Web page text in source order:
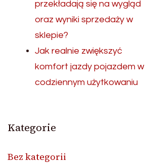
przekładają się na wygląd
oraz wyniki sprzedaży w
sklepie?
Jak realnie zwiększyć
komfort jazdy pojazdem w
codziennym użytkowaniu
Kategorie
Bez kategorii